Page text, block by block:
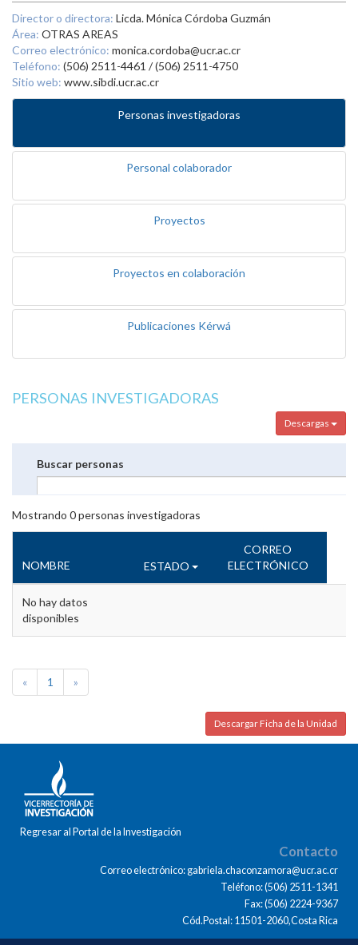
Director o directora: Licda. Mónica Córdoba Guzmán
Área: OTRAS AREAS
Correo electrónico: monica.cordoba@ucr.ac.cr
Teléfono: (506) 2511-4461 / (506) 2511-4750
Sitio web: www.sibdi.ucr.ac.cr
Personas investigadoras
Personal colaborador
Proyectos
Proyectos en colaboración
Publicaciones Kérwá
PERSONAS INVESTIGADORAS
Descargas
Buscar personas
Mostrando 0personas investigadoras
NOMBRE ESTADO
CORREO
ELECTRÓNICO
No hay datos
disponibles
« 1 »
Descargar Ficha de la Unidad
Regresar al Portal de la Investigación
Contacto
Correo electrónico: gabriela.chaconzamora@ucr.ac.cr
Teléfono: (506) 2511-1341
Fax: (506) 2224-9367
Cód.Postal: 11501-2060,Costa Rica